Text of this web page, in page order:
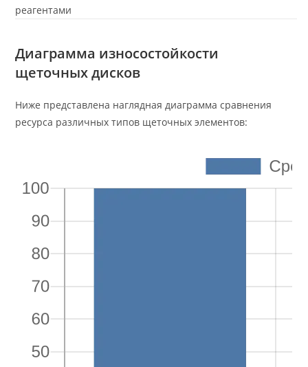
реагентами
Диаграмма износостойкости
щеточных дисков
Ниже представлена наглядная диаграмма сравнения
ресурса различных типов щеточных элементов: